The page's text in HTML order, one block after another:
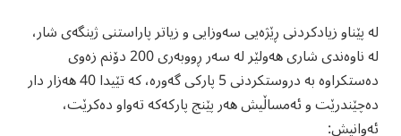
لە پێناو زیادکردنی ڕێژەیی سەوزایی و زیاتر پاراستنی ژینگەی شار،
لە ناوەندی شاری ھەولێر لە سەر ڕووبەری 200 دۆنم زەوی
دەستکراوە بە دروستکردنی 5 پارکی گەورە، کە تێیدا 40 ھەزار دار
دەچێندرێت و ئەمساڵیش هەر پێنج پارکەکە تەواو دەکرێت،
ئەوانیش: